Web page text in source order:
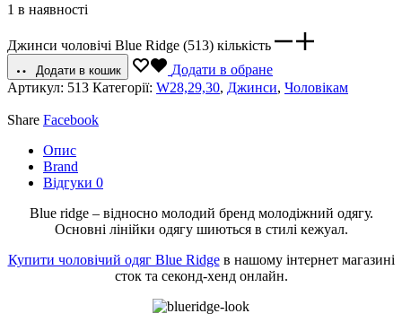
1 в наявності
Джинси чоловічі Blue Ridge (513) кількість
Додати в кошик
Додати в обране
Артикул: 513 Категорії: W28,29,30, Джинси, Чоловікам
Share Facebook
Опис
Brand
Відгуки 0
Blue ridge – відносно молодий бренд молодіжний одягу.
Основні лінійки одягу шиються в стилі кежуал.
Купити чоловічий одяг Blue Ridgeв нашому інтернет магазині
сток та секонд-хенд онлайн.